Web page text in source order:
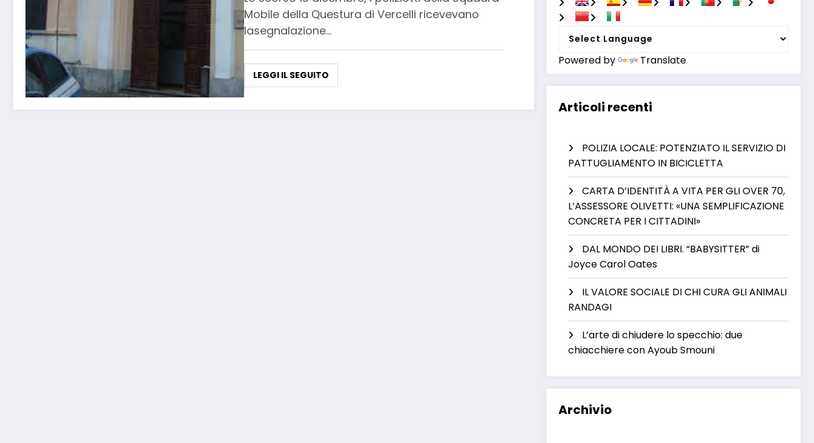
Mobile della Questura di Vercelli ricevevano
lasegnalazione…
LEGGI IL SEGUITO
Powered by Translate
Articoli recenti
POLIZIA LOCALE: POTENZIATO IL SERVIZIO DI
PATTUGLIAMENTO IN BICICLETTA
CARTA D’IDENTITÀ A VITA PER GLI OVER 70,
L’ASSESSORE OLIVETTI: «UNA SEMPLIFICAZIONE
CONCRETA PER I CITTADINI»
DAL MONDO DEI LIBRI. “BABYSITTER” di
Joyce Carol Oates
IL VALORE SOCIALE DI CHI CURA GLI ANIMALI
RANDAGI
L’arte di chiudere lo specchio: due
chiacchiere con Ayoub Smouni
Archivio